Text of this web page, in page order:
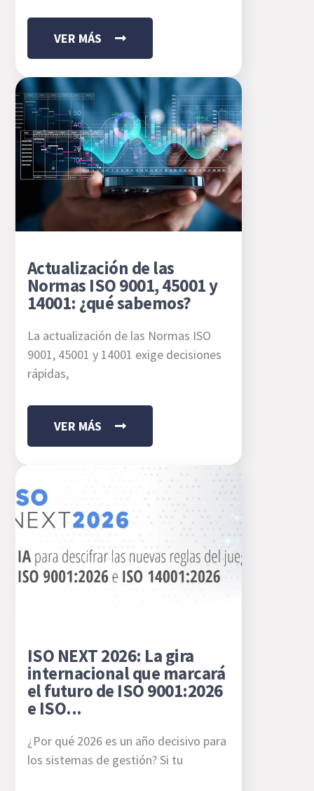
VER MÁS
Actualización de las
Normas ISO 9001, 45001 y
14001: ¿qué sabemos?
La actualización de las Normas ISO
9001, 45001 y 14001 exige decisiones
rápidas,
VER MÁS
ISO NEXT 2026: La gira
internacional que marcará
el futuro de ISO 9001:2026
e ISO...
¿Por qué 2026 es un año decisivo para
los sistemas de gestión? Si tu